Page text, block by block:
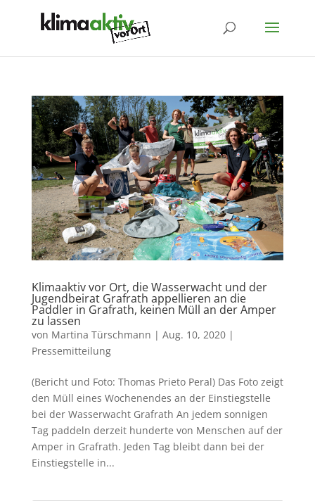
Klimaaktiv vor Ort, die Wasserwacht und der
Jugendbeirat Grafrath appellieren an die
Paddler in Grafrath, keinen Müll an der Amper
zu lassen
von Martina Türschmann | Aug. 10, 2020|
Pressemitteilung
(Bericht und Foto: Thomas Prieto Peral) Das Foto zeigt
den Müll eines Wochenendes an der Einstiegstelle
bei der Wasserwacht Grafrath An jedem sonnigen
Tag paddeln derzeit hunderte von Menschen auf der
Amper in Grafrath. Jeden Tag bleibt dann bei der
Einstiegstelle in...